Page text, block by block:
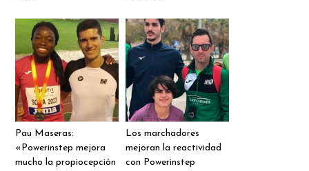
Pau Maseras:
«Powerinstep mejora
mucho la propiocepción
Los marchadores
mejoran la reactividad
con Powerinstep